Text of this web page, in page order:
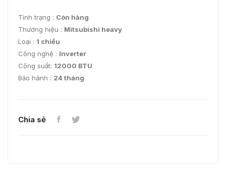
Tình trạng : Còn hàng
Thương hiệu : Mitsubishi heavy
Loại : 1 chiều
Công nghệ : Inverter
Công suất: 12000 BTU
Bảo hành : 24 tháng
Chia sẻ